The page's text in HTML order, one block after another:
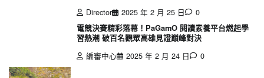
Director
2025 年 2 月 25 日
0
電競決賽精彩落幕！PaGamO 閱讀素養平台燃起學
習熱潮 破百名觀眾高雄見證巔峰對決
編審中心
2025 年 2 月 24 日 0